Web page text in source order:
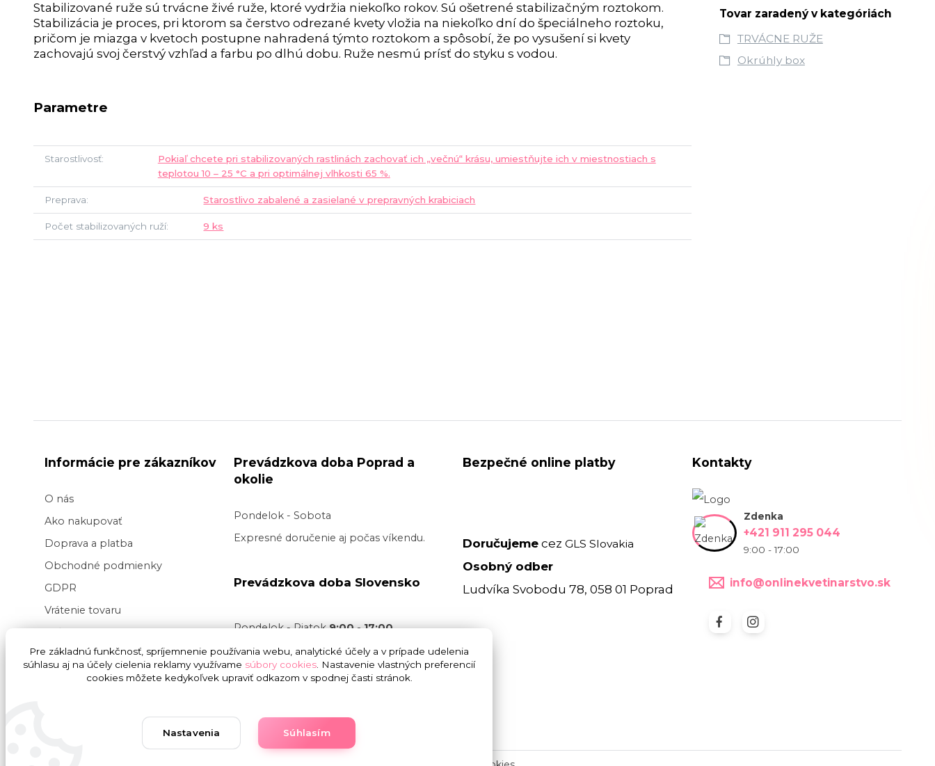
Stabilizované ruže sú trvácne živé ruže, ktoré vydržia niekoľko rokov. Sú ošetrené stabilizačným roztokom.
Stabilizácia je proces, pri ktorom sa čerstvo odrezané kvety vložia na niekoľko dní do špeciálneho roztoku,
pričom je miazga v kvetoch postupne nahradená týmto roztokom a spôsobí, že po vysušení si kvety
zachovajú svoj čerstvý vzhľad a farbu po dlhú dobu. Ruže nesmú prísť do styku s vodou.
Parametre
Starostlivosť
Pokiaľ chcete pri stabilizovaných rastlinách zachovať ich „večnú“ krásu, umiestňujte ich v miestnostiach s
teplotou 10 – 25 °C a pri optimálnej vlhkosti 65 %.
Preprava Starostlivo zabalené a zasielané v prepravných krabiciach
Počet stabilizovaných ruží 9 ks
Tovar zaradený v kategóriách
TRVÁCNE RUŽE
Okrúhly box
Informácie pre zákazníkov
O nás
Ako nakupovať
Doprava a platba
Obchodné podmienky
GDPR
Vrátenie tovaru
Veľkoobchod kvetov
Blog
Svadba na kľúč
Prevádzkova doba Poprad a
okolie
Pondelok - Sobota
Expresné doručenie aj počas víkendu.
Prevádzkova doba Slovensko
Pondelok - Piatok9:00 - 17:00
Doručenie v pracovný deň je realizované
v čase9:00 do 17:00bez garancie
nedoručujeme.
Bezpečné online platby
Doručujeme cezGLS Slovakia
Osobný odber
Ludvíka Svobodu 78, 058 01 Poprad
Kontakty
Zdenka
+421 911 295 044
9:00 - 17:00
info@onlinekvetinarstvo.sk
Pre základnú funkčnosť, spríjemnenie používania webu, analytické účely a v prípade udelenia
súhlasu aj na účely cielenia reklamy využívame súbory cookies . Nastavenie vlastných preferencií
cookies môžete kedykoľvek upraviť odkazom v spodnej časti stránok.
Nastavenia Súhlasím